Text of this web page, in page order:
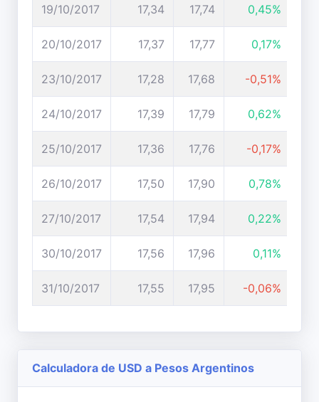
19/10/2017 17,34 17,74 0,45%
20/10/2017 17,37 17,77 0,17%
23/10/2017 17,28 17,68 -0,51%
24/10/2017 17,39 17,79 0,62%
25/10/2017 17,36 17,76 -0,17%
26/10/2017 17,50 17,90 0,78%
27/10/2017 17,54 17,94 0,22%
30/10/2017 17,56 17,96 0,11%
31/10/2017 17,55 17,95 -0,06%
Calculadora de USD a Pesos Argentinos